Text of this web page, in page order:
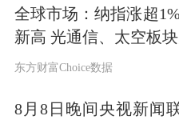
全球市场：纳指涨超
新高 光通信、太空板
东方财富Choice数据
8月8日晚间央视新闻